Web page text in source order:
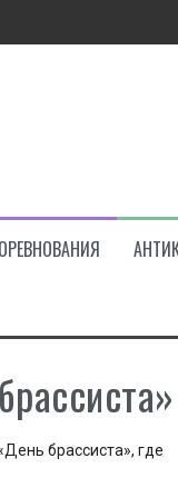
брассиста», где